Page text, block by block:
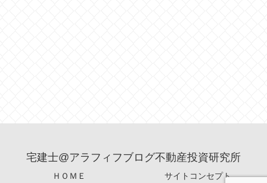
宅建士@アラフィフブログ不動産投資研究所
ＨＯＭＥ サイトコンセプト